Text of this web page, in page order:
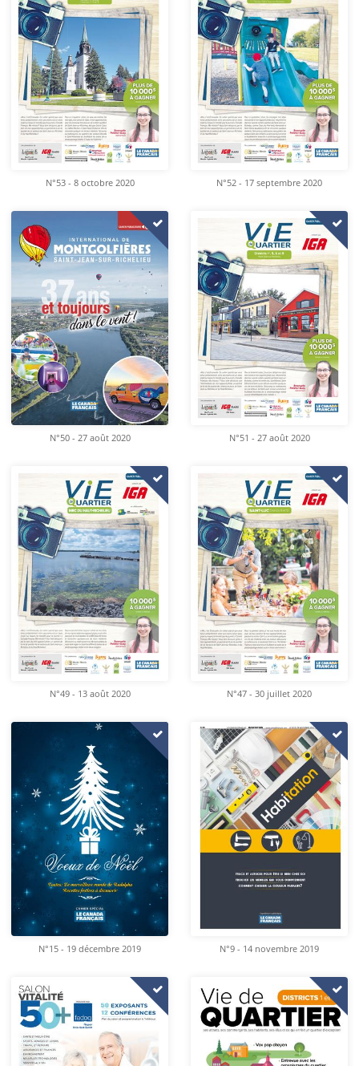
N°53 - 8 octobre 2020 N°52 - 17 septembre 2020
N°50 - 27 août 2020 N°51 - 27 août 2020
N°49 - 13 août 2020 N°47 - 30 juillet 2020
N°15 - 19 décembre 2019 N°9 - 14 novembre 2019